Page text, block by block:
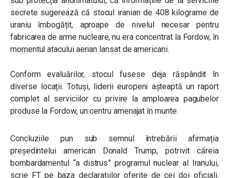
secrete sugerează că stocul iranian de 408 kilograme de
uraniu îmbogățit, aproape de nivelul necesar pentru
fabricarea de arme nucleare, nu era concentrat la Fordow, în
momentul atacului aerian lansat de americani.
Conform evaluărilor, stocul fusese deja răspândit în
diverse locații. Totuși, liderii europeni așteaptă un raport
complet al serviciilor cu privire la amploarea pagubelor
produse la Fordow, un centru amenajat în munte.
Concluziile pun sub semnul întrebării afirmația
președintelui american Donald Trump, potrivit căreia
bombardamentul “a distrus” programul nuclear al Iranului,
scrie FT pe baza declarațiilor oferite de cei doi oficiali.